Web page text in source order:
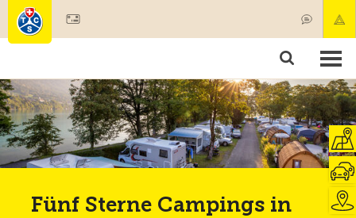
Mitgliedschaft & Leistungen
Test, Sicherheit & Gesundheit
Fünf Sterne Campings in